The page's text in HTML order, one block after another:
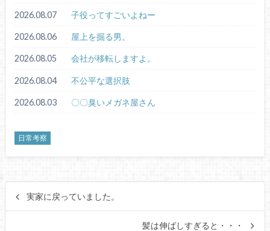
2026.08.07 子役ってすごいよねー
2026.08.06 屋上を掘る男。
2026.08.05 会社が移転しますよ。
2026.08.04 不公平な選択肢
2026.08.03 〇〇臭いメガネ屋さん
日常考察
実家に戻っていました。
髪は伸ばしすぎると・・・